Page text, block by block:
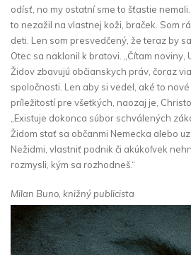
odísť, no my ostatní sme to šťastie
to nezažil na vlastnej koži, braček. Som
deti. Len som presvedčený, že teraz by
Otec sa naklonil k bratovi. „Čítam noviny,
Židov zbavujú občianskych práv, čoraz
spoločnosti. Len aby si vedel, aké to
príležitostí pre všetkých, naozaj je,
„Existuje dokonca súbor schválených
Židom stať sa občanmi Nemecka alebo
Nežidmi, vlastniť podnik či akúkoľvek
rozmysli, kým sa rozhodneš.“
Milan Buno, knižný publicista